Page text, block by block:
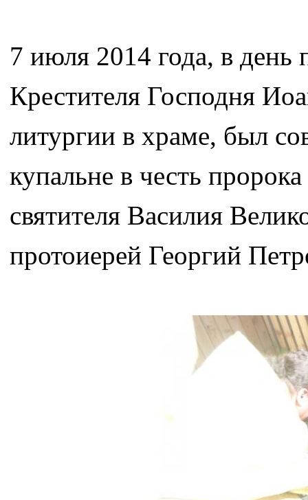
7 июля 2014 года, в день
Крестителя Господня
литургии в храме, был
купальне в честь
святителя Василия
протоиерей Георгий